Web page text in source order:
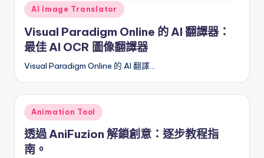
e
n
d
u
s
t
r
Posted
in
AI Image Translator
Visual Paradigm Online 的 AI 翻譯器：
最佳 AI OCR 圖像翻譯器
Visual Paradigm Online 的 AI 翻譯…
Posted
in
Animation Tool
透過 AniFuzion 解鎖創意：逐步教程指
南。